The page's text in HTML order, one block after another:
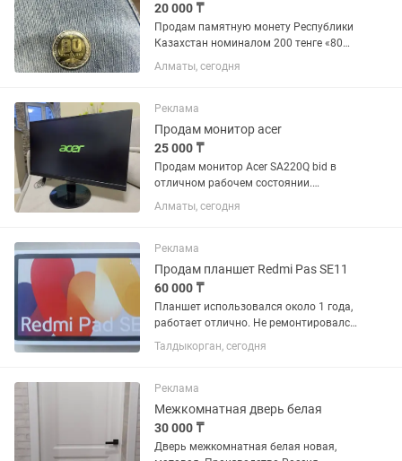
20 000 ₸
Продам памятную монету Республики
Казахстан номиналом 200 тенге «80
лет Победы (1945–2025)». Состояние
хорошее (см. фото). Подойдет для
Возможен торг.
Алматы, сегодня
Реклама
Продам монитор acer
25 000 ₸
Продам монитор Acer SA220Q bid в
отличном рабочем состоянии.
Использовался аккуратно. Подходит
для работы, учебы, просмотра
Диагональ: 21.5” Разрешение:
1920×1080...
Алматы, сегодня
Реклама
Продам планшет Redmi Pas SE11
60 000 ₸
Планшет использовался около 1 года,
работает отлично. Не ремонтировался,
не вскрывался, все функции работают
исправно. Экран и корпус в хорошем
устройство память...
Талдыкорган, сегодня
Реклама
Межкомнатная дверь белая
30 000 ₸
Дверь межкомнатная белая новая,